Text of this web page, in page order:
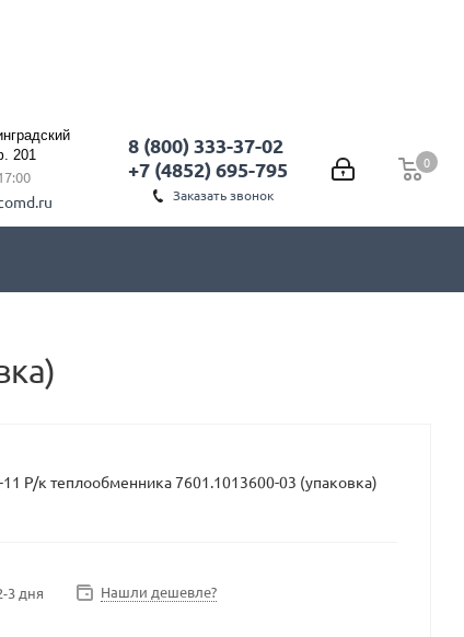
0
0
8 (800) 333-37-02
+7 (4852) 695-795
Заказать звонок
201
Р/к теплообменника 7601.1013600-03 (упаковка)
3 дня Нашли дешевле?